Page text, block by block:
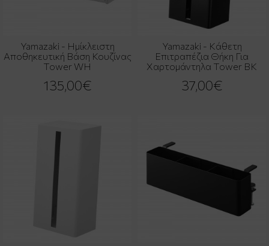
Yamazaki - Ημίκλειστη
Αποθηκευτική Βάση Κουζίνας
Tower WH
135,00€
Yamazaki - Κάθετη
Επιτραπέζια Θήκη Για
Χαρτομάντηλα Tower BK
37,00€